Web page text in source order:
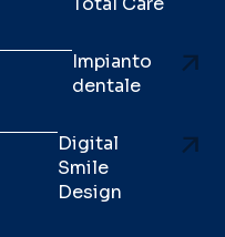
Impianto
dentale
Digital
Smile
Design